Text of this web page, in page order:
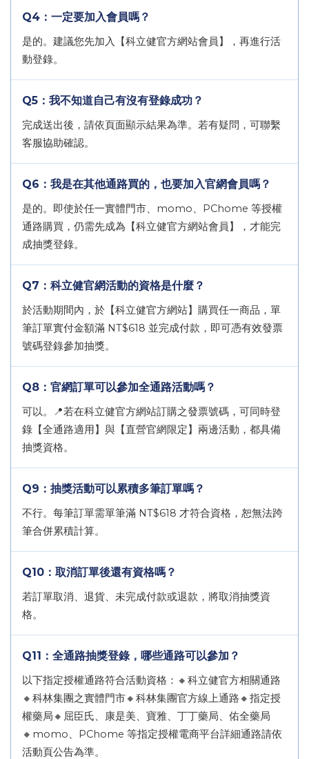
Q4：一定要加入會員嗎？
是的。建議您先加入【科立健官方網站會員】，再進行活
動登錄。
Q5：我不知道自己有沒有登錄成功？
完成送出後，請依頁面顯示結果為準。若有疑問，可聯繫
客服協助確認。
Q6：我是在其他通路買的，也要加入官網會員嗎？
是的。即使於任一實體門市、momo、PChome 等授權
通路購買，仍需先成為【科立健官方網站會員】，才能完
成抽獎登錄。
Q7：科立健官網活動的資格是什麼？
於活動期間內，於【科立健官方網站】購買任一商品，單
筆訂單實付金額滿 NT$618 並完成付款，即可憑有效發票
號碼登錄參加抽獎。
Q8：官網訂單可以參加全通路活動嗎？
可以。📍若在科立健官方網站訂購之發票號碼，可同時登
錄【全通路適用】與【直營官網限定】兩邊活動，都具備
抽獎資格。
Q9：抽獎活動可以累積多筆訂單嗎？
不行。每筆訂單需單筆滿 NT$618 才符合資格，恕無法跨
筆合併累積計算。
Q10：取消訂單後還有資格嗎？
若訂單取消、退貨、未完成付款或退款，將取消抽獎資
格。
Q11：全通路抽獎登錄，哪些通路可以參加？
以下指定授權通路符合活動資格：🔸科立健官方相關通路
🔸科林集團之實體門市🔸科林集團官方線上通路🔸指定授
權藥局🔸屈臣氏、康是美、寶雅、丁丁藥局、佑全藥局
🔸momo、PChome 等指定授權電商平台詳細通路請依
活動頁公告為準。